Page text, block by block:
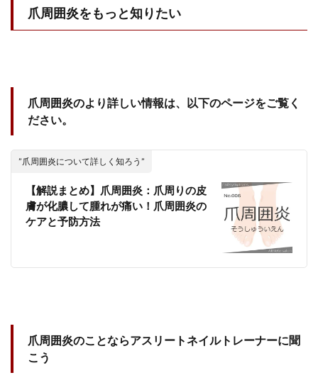
爪周囲炎をもっと知りたい
爪周囲炎のより詳しい情報は、以下のページをご覧く
ださい。
”爪周囲炎について詳しく知ろう”
【解説まとめ】爪周囲炎：爪周りの皮
膚が化膿して腫れが痛い！爪周囲炎の
ケアと予防方法
爪周囲炎のことならアスリートネイルトレーナーに聞
こう